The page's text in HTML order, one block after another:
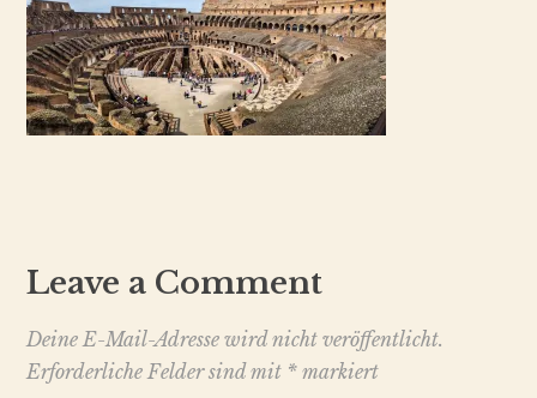
Leave a Comment
Deine E-Mail-Adresse wird nicht veröffentlicht.
Erforderliche Felder sind mit *markiert